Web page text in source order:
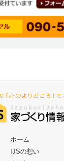
ホーム
IJSの想い